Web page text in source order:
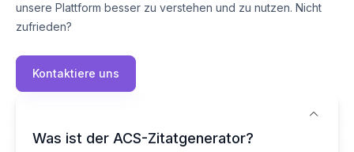
unsere Plattform besser zu verstehen und zu nutzen. Nicht
zufrieden?
Kontaktiere uns
Was ist der ACS-Zitatgenerator?